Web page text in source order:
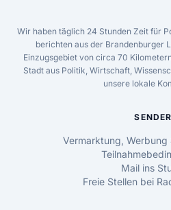
Wir haben täglich 24 Stunden Zeit für
berichten aus der Brandenburger
Einzugsgebiet von circa 70
Stadt aus Politik, Wirtschaft,
unsere lokale
SENDER
Vermarktung, Werbung
Mail ins
Freie Stellen bei